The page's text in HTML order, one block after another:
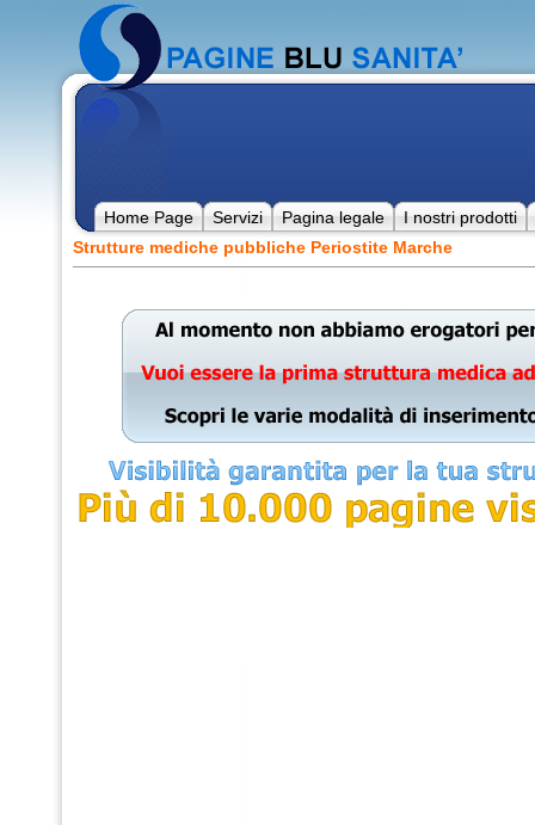
Home Page Servizi Pagina legale
I nostri prodotti
Strutture mediche pubbliche Periostite Marche